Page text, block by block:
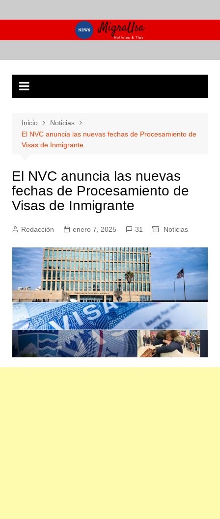
al
Inicio
Noticias
El NVC anuncia las nuevas fechas de Procesamiento de
Visas de Inmigrante
El NVC anuncia las nuevas
fechas de Procesamiento de
Visas de Inmigrante
Redacción enero 7, 2025 31 Noticias